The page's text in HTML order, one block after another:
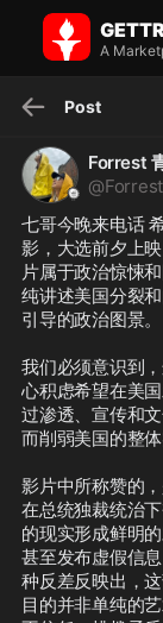
Forrest 青藤 on
推荐给家人的电影
七哥今晚来电话 希
谋类型，关键是要看
GETTR
A
Post
Forrest
@
七哥今晚来电话
影，大选前夕上
片属于政治惊悚
纯讲述美国分裂
引导的政治图景。
我们必须意识到
心积虑希望在美
过渗透、宣传和
而削弱美国的整体
影片中所称赞的
在总统独裁统治
的现实形成鲜明
甚至发布虚假信
种反差反映出，
目的并非单纯的